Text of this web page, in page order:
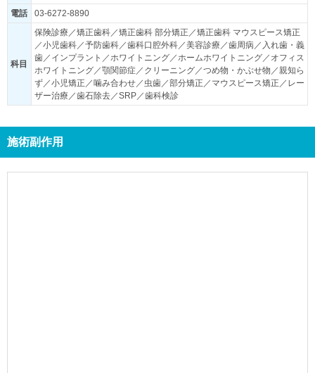
電話
03-6272-8890
科目
保険診療／矯正歯科／矯正歯科 部分矯正／矯正歯科 マウスピース矯正
／小児歯科／予防歯科／歯科口腔外科／美容診療／歯周病／入れ歯・義
歯／インプラント／ホワイトニング／ホームホワイトニング／オフィス
ホワイトニング／顎関節症／クリーニング／つめ物・かぶせ物／親知ら
ず／小児矯正／噛み合わせ／虫歯／部分矯正／マウスピース矯正／レー
ザー治療／歯石除去／SRP／歯科検診
施術副作用